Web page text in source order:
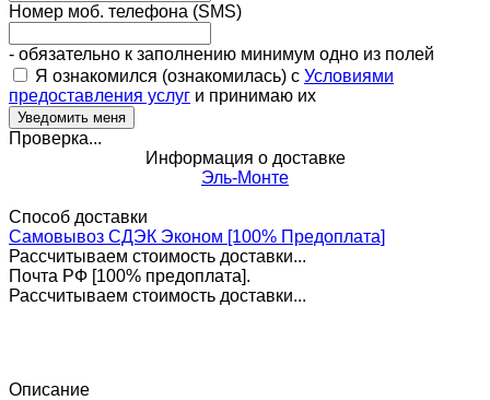
Номер моб. телефона (SMS)
- обязательно к заполнению минимум одно из полей
Я ознакомился (ознакомилась) с Условиями
предоставления услуг и принимаю их
Проверка...
Информация о доставке
Эль-Монте
Способ доставки
Самовывоз СДЭК Эконом [100% Предоплата]
Рассчитываем стоимость доставки...
Почта РФ [100% предоплата].
Рассчитываем стоимость доставки...
Описание